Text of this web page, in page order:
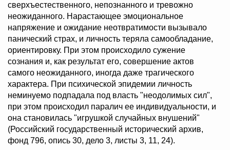
сверхъестественного, непознанного и тревожно
неожиданного. Нарастающее эмоциональное
напряжение и ожидание неотвратимости вызывало
панический страх, и личность теряла самообладание,
ориентировку. При этом происходило сужение
сознания и, как результат его, совершение актов
самого неожиданного, иногда даже трагического
характера. При психической эпидемии личность
неминуемо подпадала под власть "неодолимых сил",
при этом происходил паралич ее индивидуальности, и
она становилась "игрушкой случайных внушений"
(Российский государственный исторический архив,
фонд 796, опись 30, дело 3, листы 3, 11, 24).